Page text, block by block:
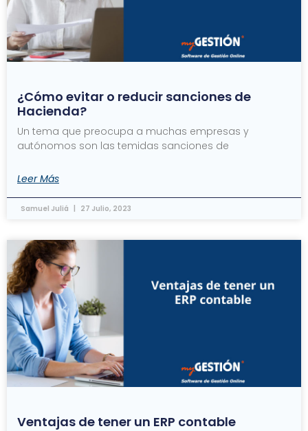
¿Cómo evitar o reducir sanciones de
Hacienda?
Un tema que preocupa a muchas empresas y
autónomos son las temidas sanciones de
Leer Más
Samuel Juliá 27 Julio, 2023
Ventajas de tener un ERP contable